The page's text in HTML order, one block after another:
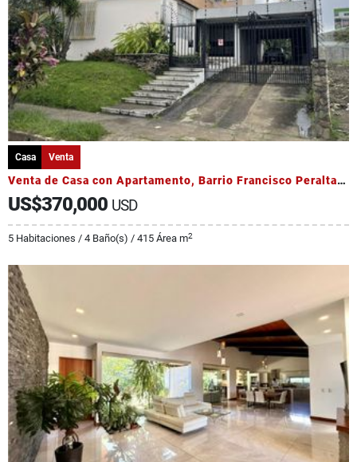
Casa Venta
Venta de Casa con Apartamento, Barrio Francisco Peralta, Catedral
US$370,000 USD
5 Habitaciones / 4 Baño(s) / 415 Área m2